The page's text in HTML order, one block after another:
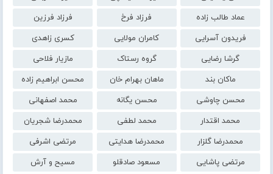
عماد طالب زاده
فرزاد فرخ
فرزاد فرزین
فریدون آسرایی
کامران مولایی
کسری زاهدی
گرشا رضایی
گروه رستاک
مازیار فلاحی
ماکان بند
ماهان بهرام خان
محسن ابراهیم زاده
محسن چاوشی
محسن یگانه
محمد اصفهانی
محمد اقتدار
محمد لطفی
محمدرضا شجریان
محمدرضا گلزار
محمدرضا هدایتی
مرتضی اشرفی
مرتضی پاشایی
مسعود صادقلو
مسیح و آرش